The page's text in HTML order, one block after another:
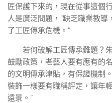
匠保護下來的，現在從事這個
人是廣泛問題，“缺乏職業教導
了工匠傳承危機。”
若何破解工匠傳承難題？朱
鼓勵政策，老藝人要有應有的
的文明傳承津貼，有保證機制
裝飾一樣要有職稱評定，讓年
遠景。”